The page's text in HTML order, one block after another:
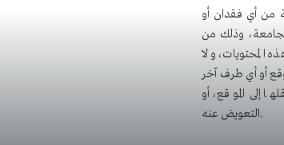
من أي فقدان أو
وذلك من
المحتويات، ولا
أو أي طرف آخر
إلى الموقع، أو
التعويض عنه.